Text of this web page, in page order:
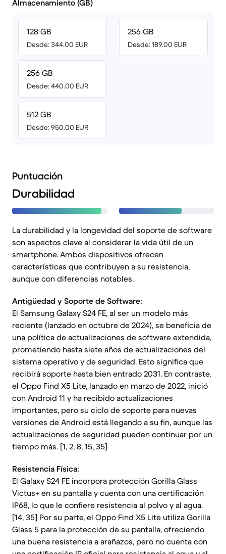
Almacenamiento (GB)
128 GB
Desde: 344.00 EUR
256 GB
Desde: 440.00 EUR
512 GB
Desde: 950.00 EUR
256 GB
Desde: 189.00 EUR
Puntuación
Durabilidad
La durabilidad y la longevidad del soporte de software
son aspectos clave al considerar la vida útil de un
smartphone. Ambos dispositivos ofrecen
características que contribuyen a su resistencia,
aunque con diferencias notables.
Antigüedad y Soporte de Software:
El Samsung Galaxy S24 FE, al ser un modelo más
reciente (lanzado en octubre de 2024), se beneficia de
una política de actualizaciones de software extendida,
prometiendo hasta siete años de actualizaciones del
sistema operativo y de seguridad. Esto significa que
recibirá soporte hasta bien entrado 2031. En contraste,
el Oppo Find X5 Lite, lanzado en marzo de 2022, inició
con Android 11 y ha recibido actualizaciones
importantes, pero su ciclo de soporte para nuevas
versiones de Android está llegando a su fin, aunque las
actualizaciones de seguridad pueden continuar por un
tiempo más. [1, 2, 8, 15, 35]
Resistencia Física:
El Galaxy S24 FE incorpora protección Gorilla Glass
Victus+ en su pantalla y cuenta con una certificación
IP68, lo que le confiere resistencia al polvo y al agua.
[14, 35] Por su parte, el Oppo Find X5 Lite utiliza Gorilla
Glass 5 para la protección de su pantalla, ofreciendo
una buena resistencia a arañazos, pero no cuenta con